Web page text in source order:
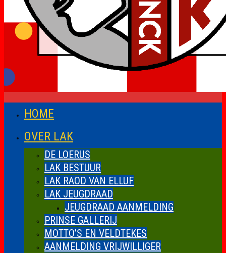
HOME
OVER LAK
DE LOERUS
LAK BESTUUR
LAK RAOD VAN ELLUF
LAK JEUGDRAAD
JEUGDRAAD AANMELDING
PRINSE GALLERIJ
MOTTO’S EN VELDTEKES
AANMELDING VRIJWILLIGER